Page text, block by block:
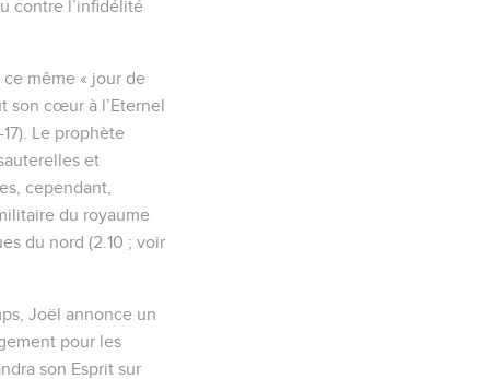
contre l’infidélité
même « jour de
son cœur à l’Eternel
Le prophète
et
cependant,
du royaume
du nord (2.10 ; voir
Joël annonce un
pour les
son Esprit sur